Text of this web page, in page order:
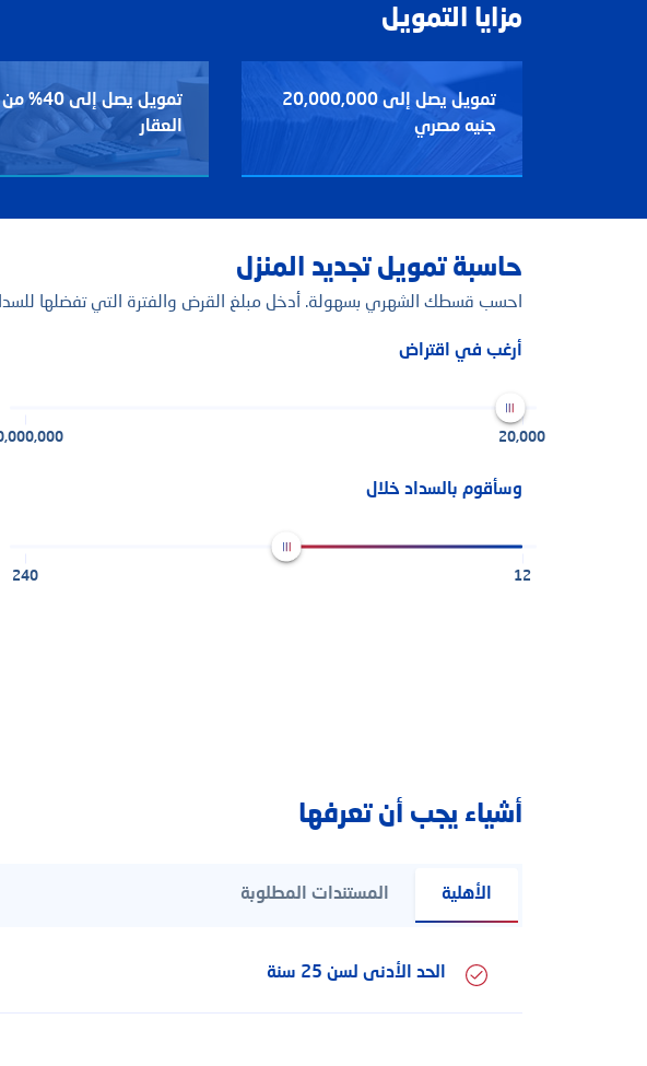
مزايا التمويل
تمويل يصل إلى 20,000,000
جنيه مصري
تمويل يصل
العقار
حاسبة تمويل تجديد المنزل
احسب قسطك الشهري بسهولة. أدخل مبلغ القرض والفترة التي تفضلها
أرغب في اقتراض
20,000
وسأقوم بالسداد خلال
12
240
أشياء يجب أن تعرفها
الأهلية المستندات المطلوبة
الحد الأدنى لسن 25 سنة